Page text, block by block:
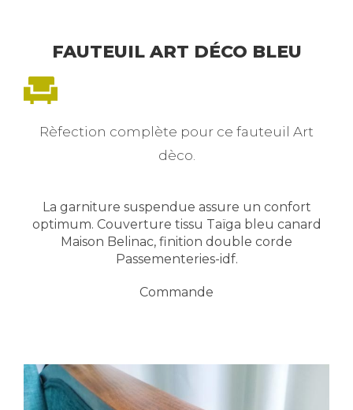
FAUTEUIL ART DÉCO BLEU
Rèfection complète pour ce fauteuil Art
dèco.
La garniture suspendue assure un confort
optimum. Couverture tissu Taïga bleu canard
Maison Belinac, finition double corde
Passementeries-idf.
Commande